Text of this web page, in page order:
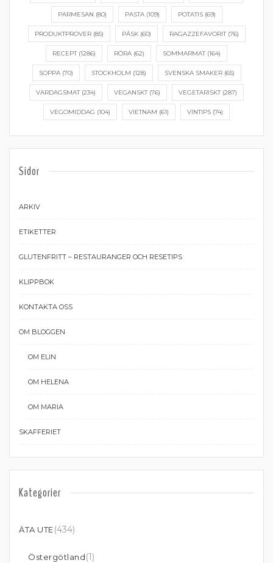
PARMESAN (80) PASTA(109) POTATIS(69)
PRODUKTPROVER(85) PÅSK(60) RAGAZZEFAVORIT(76)
RECEPT(1286) RÖRA (62) SOMMARMAT(164)
SOPPA(70) STOCKHOLM (128) SVENSKA SMAKER(65)
VARDAGSMAT(234) VEGANSKT(76) VEGETARISKT(287)
VEGOMIDDAG (104) VIETNAM (61) VINTIPS (74)
Sidor
ARKIV
ETIKETTER
GLUTENFRITT – RESTAURANGER OCH RESETIPS
KLIPPBOK
KONTAKTA OSS
OM BLOGGEN
OM ELIN
OM HELENA
OM MARIA
SKAFFERIET
Kategorier
ÄTA UTE(434)
Östergötland(1)